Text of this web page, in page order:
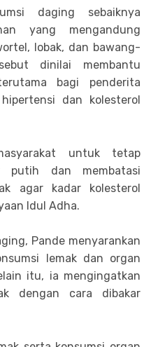
daging sebaiknya
yang mengandung
lobak, dan bawang-
dinilai membantu
bagi penderita
dan kolesterol
untuk tetap
putih dan membatasi
agar kadar kolesterol
Idul Adha.
Pande menyarankan
lemak dan organ
itu, ia mengingatkan
dengan cara dibakar